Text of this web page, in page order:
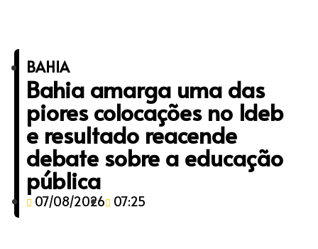
BAHIA
Bahia amarga uma das
piores colocações no Ideb
e resultado reacende
debate sobre a educação
pública
07/08/2026 07:25